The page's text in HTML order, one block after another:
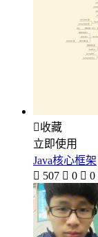
收藏
立即使用
Java核心框架
 507  0  0